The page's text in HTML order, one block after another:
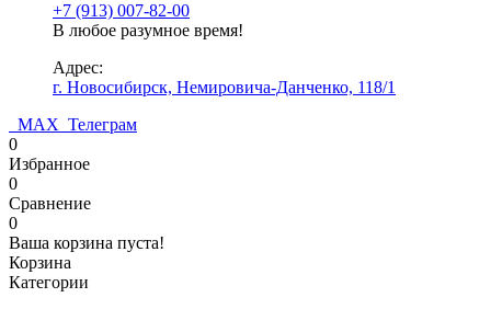
+7 (913) 007-82-00
В любое разумное время!
Адрес:
г. Новосибирск, Немировича-Данченко, 118/1
МАХ Телеграм
0
Избранное
0
Сравнение
0
Ваша корзина пуста!
Корзина
Категории